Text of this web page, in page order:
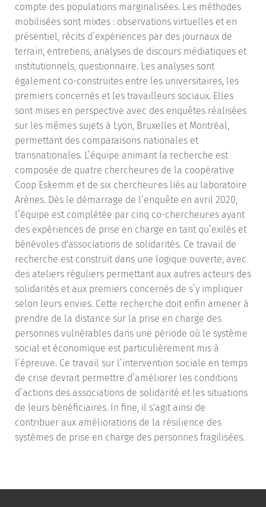
compte des populations marginalisées. Les méthodes
mobilisées sont mixtes : observations virtuelles et en
présentiel, récits d’expériences par des journaux de
terrain, entretiens, analyses de discours médiatiques et
institutionnels, questionnaire. Les analyses sont
également co-construites entre les universitaires, les
premiers concernés et les travailleurs sociaux. Elles
sont mises en perspective avec des enquêtes réalisées
sur les mêmes sujets à Lyon, Bruxelles et Montréal,
permettant des comparaisons nationales et
transnationales. L’équipe animant la recherche est
composée de quatre chercheur·es de la coopérative
Coop Eskemm et de six chercheur·es liés au laboratoire
Arènes. Dès le démarrage de l’enquête en avril 2020,
l’équipe est complétée par cinq co-chercheur·es ayant
des expériences de prise en charge en tant qu’exilés et
bénévoles d'associations de solidarités. Ce travail de
recherche est construit dans une logique ouverte, avec
des ateliers réguliers permettant aux autres acteurs des
solidarités et aux premiers concernés de s’y impliquer
selon leurs envies. Cette recherche doit enfin amener à
prendre de la distance sur la prise en charge des
personnes vulnérables dans une période où le système
social et économique est particulièrement mis à
l’épreuve. Ce travail sur l’intervention sociale en temps
de crise devrait permettre d’améliorer les conditions
d’actions des associations de solidarité et les situations
de leurs bénéficiaires. In fine, il s'agit ainsi de
contribuer aux améliorations de la résilience des
systèmes de prise en charge des personnes fragilisées.